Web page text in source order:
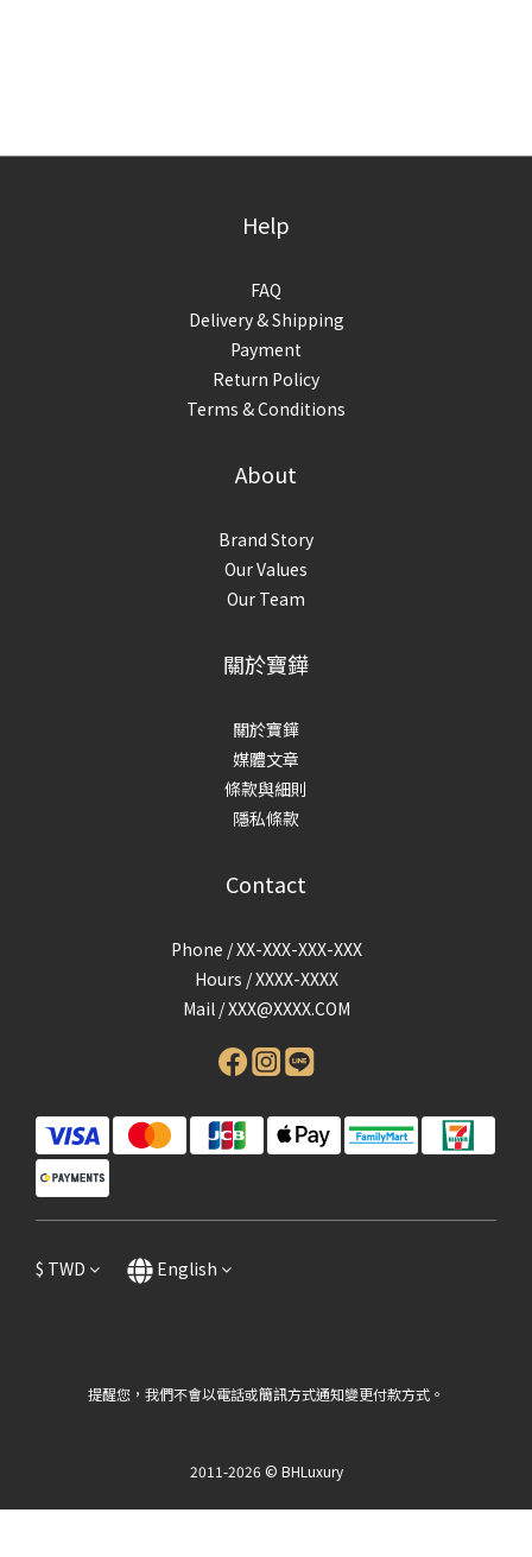
Help
FAQ
Delivery & Shipping
Payment
Return Policy
Terms & Conditions
About
Brand Story
Our Values
Our Team
關於寶鏵
關於寶鏵
媒體文章
條款與細則
隱私條款
Contact
Phone / XX-XXX-XXX-XXX
Hours / XXXX-XXXX
Mail /XXX@XXXX.COM
$ TWD English
提醒您，我們不會以電話或簡訊方式通知變更付款方式。
2011-2026 © BHLuxury